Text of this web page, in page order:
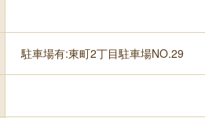
駐車場有:東町2丁目駐車場NO.29